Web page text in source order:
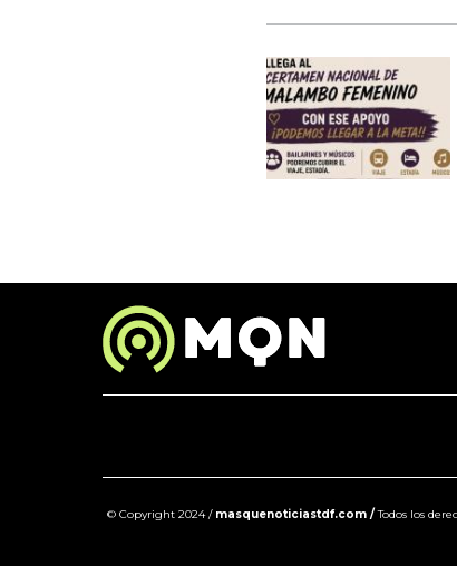
© Copyright 2024 / masquenoticiastdf.com /Todos los